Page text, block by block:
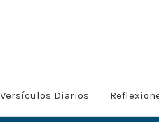
Versículos Diarios